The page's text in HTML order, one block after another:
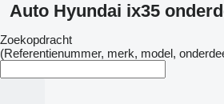
Auto Hyundai ix35
Zoekopdracht
(Referentienummer, merk, model,